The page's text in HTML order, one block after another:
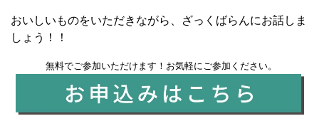
おいしいものをいただきながら、ざっくばらんにお話しま
しょう！！
無料でご参加いただけます！お気軽にご参加ください。